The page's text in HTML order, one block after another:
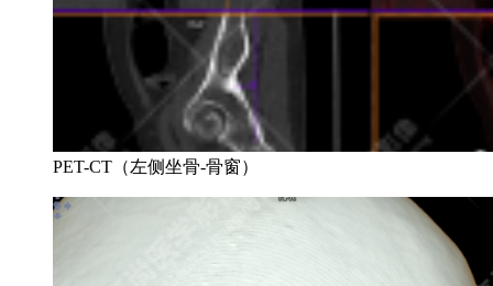
PET-CT（左侧坐骨-骨窗）